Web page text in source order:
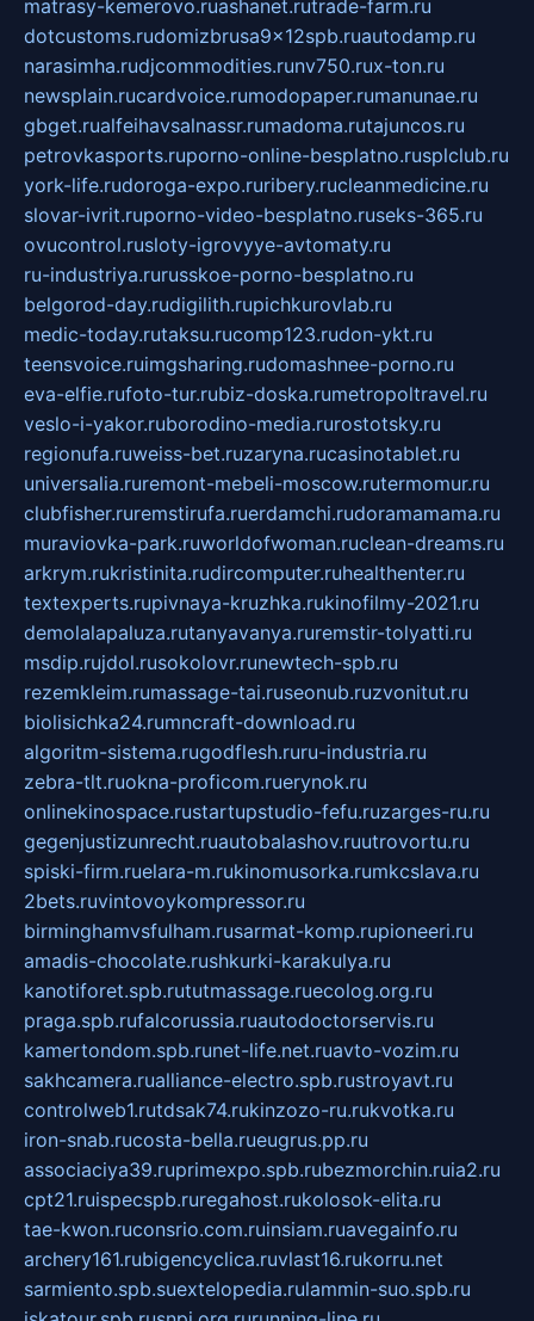
matrasy-kemerovo.ruashanet.rutrade-farm.ru
dotcustoms.rudomizbrusa9x12spb.ruautodamp.ru
narasimha.rudjcommodities.runv750.rux-ton.ru
newsplain.rucardvoice.rumodopaper.rumanunae.ru
gbget.rualfeihavsalnassr.rumadoma.rutajuncos.ru
petrovkasports.ruporno-online-besplatno.rusplclub.ru
york-life.rudoroga-expo.ruribery.rucleanmedicine.ru
slovar-ivrit.ruporno-video-besplatno.ruseks-365.ru
ovucontrol.rusloty-igrovyye-avtomaty.ru
ru-industriya.rurusskoe-porno-besplatno.ru
belgorod-day.rudigilith.rupichkurovlab.ru
medic-today.rutaksu.rucomp123.rudon-ykt.ru
teensvoice.ruimgsharing.rudomashnee-porno.ru
eva-elfie.rufoto-tur.rubiz-doska.rumetropoltravel.ru
veslo-i-yakor.ruborodino-media.rurostotsky.ru
regionufa.ruweiss-bet.ruzaryna.rucasinotablet.ru
universalia.ruremont-mebeli-moscow.rutermomur.ru
clubfisher.ruremstirufa.ruerdamchi.rudoramamama.ru
muraviovka-park.ruworldofwoman.ruclean-dreams.ru
arkrym.rukristinita.rudircomputer.ruhealthenter.ru
textexperts.rupivnaya-kruzhka.rukinofilmy-2021.ru
demolalapaluza.rutanyavanya.ruremstir-tolyatti.ru
msdip.rujdol.rusokolovr.runewtech-spb.ru
rezemkleim.rumassage-tai.ruseonub.ruzvonitut.ru
biolisichka24.rumncraft-download.ru
algoritm-sistema.rugodflesh.ruru-industria.ru
zebra-tlt.ruokna-proficom.ruerynok.ru
onlinekinospace.rustartupstudio-fefu.ruzarges-ru.ru
gegenjustizunrecht.ruautobalashov.ruutrovortu.ru
spiski-firm.ruelara-m.rukinomusorka.rumkcslava.ru
2bets.ruvintovoykompressor.ru
birminghamvsfulham.rusarmat-komp.rupioneeri.ru
amadis-chocolate.rushkurki-karakulya.ru
kanotiforet.spb.rututmassage.ruecolog.org.ru
praga.spb.rufalcorussia.ruautodoctorservis.ru
kamertondom.spb.runet-life.net.ruavto-vozim.ru
sakhcamera.rualliance-electro.spb.rustroyavt.ru
controlweb1.rutdsak74.rukinzozo-ru.rukvotka.ru
iron-snab.rucosta-bella.rueugrus.pp.ru
associaciya39.ruprimexpo.spb.rubezmorchin.ruia2.ru
cpt21.ruispecspb.ruregahost.rukolosok-elita.ru
tae-kwon.ruconsrio.com.ruinsiam.ruavegainfo.ru
archery161.rubigencyclica.ruvlast16.rukorru.net
sarmiento.spb.suextelopedia.rulammin-suo.spb.ru